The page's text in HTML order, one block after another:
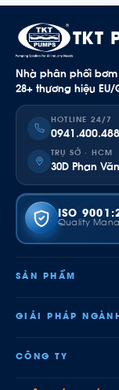
TKT
Nhà phân phối
28+ thương hiệu EU/
HOTLINE 24/7
0941.400.488
TRỤ SỞ · HCM
30D Phan
ISO
Quality
SẢN PHẨM
GIẢI PHÁP NGÀNH
CÔNG TY